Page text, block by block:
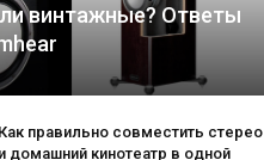
винтажные? Ответы
Как правильно совместить стерео
и домашний кинотеатр в одной